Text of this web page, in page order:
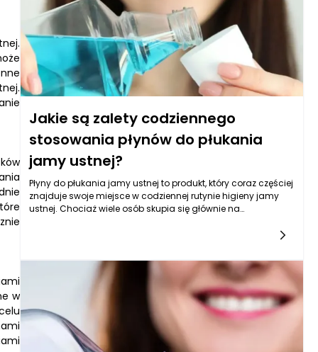
w
Jakie są zalety codziennego
stosowania płynów do płukania
jamy ustnej?
Płyny do płukania jamy ustnej to produkt, który coraz częściej
znajduje swoje miejsce w codziennej rutynie higieny jamy
ustnej. Chociaż wiele osób skupia się głównie na
płynów do płukania jamy ustnej może znacząco wpłynąć na
ogólny stan zdrowia jamy ustnej, eliminując bakterie, które
są odpowiedzialne za powstawanie próchnicy oraz chorób